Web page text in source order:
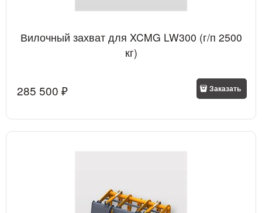
Вилочный захват для XCMG LW300 (г/п 2500
кг)
285 500 ₽ Заказать